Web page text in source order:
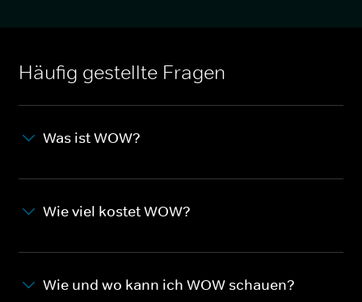
Häufig gestellte Fragen
Was ist WOW?
Wie viel kostet WOW?
Wie und wo kann ich WOW schauen?